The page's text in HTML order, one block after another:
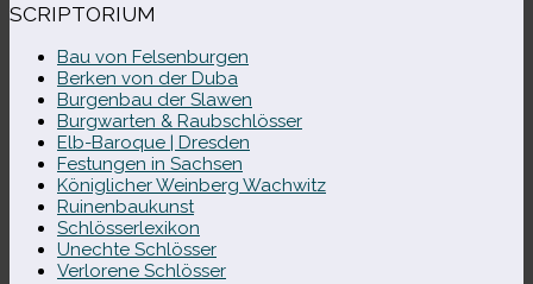
SCRIPTORIUM
Bau von Felsenburgen
Berken von der Duba
Burgenbau der Slawen
Burgwarten & Raubschlösser
Elb-​Baroque | Dresden
Festungen in Sachsen
Königlicher Weinberg Wachwitz
Ruinenbaukunst
Schlösserlexikon
Unechte Schlösser
Verlorene Schlösser